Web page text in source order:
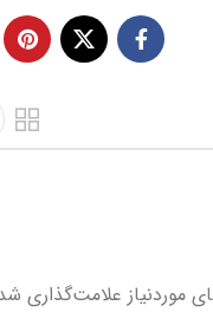
موردنیاز علامت‌گذاری